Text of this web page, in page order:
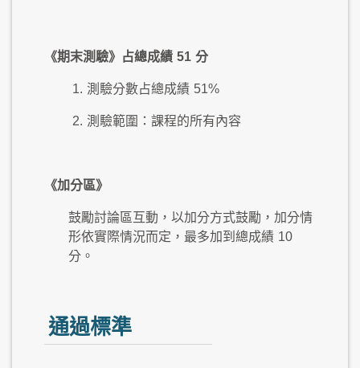
《期末測驗》占總成績 51 分
1. 測驗分數占總成績 51%
2. 測驗範圍：課程的所有內容
《加分區》
鼓勵討論區互動，以加分方式鼓勵，加分情
形依實際情況而定，最多加到總成績 10
分。
通過標準